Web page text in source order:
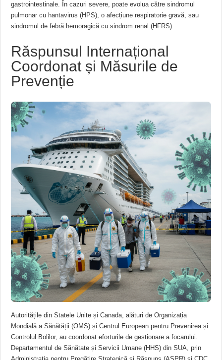
gastrointestinale. În cazuri severe, poate evolua către sindromul
pulmonar cu hantavirus (HPS), o afecțiune respiratorie gravă, sau
sindromul de febră hemoragică cu sindrom renal (HFRS).
Răspunsul Internațional
Coordonat și Măsurile de
Prevenție
Autoritățile din Statele Unite și Canada, alături de Organizația
Mondială a Sănătății (OMS) și Centrul European pentru Prevenirea și
Controlul Bolilor, au coordonat eforturile de gestionare a focarului.
Departamentul de Sănătate și Servicii Umane (HHS) din SUA, prin